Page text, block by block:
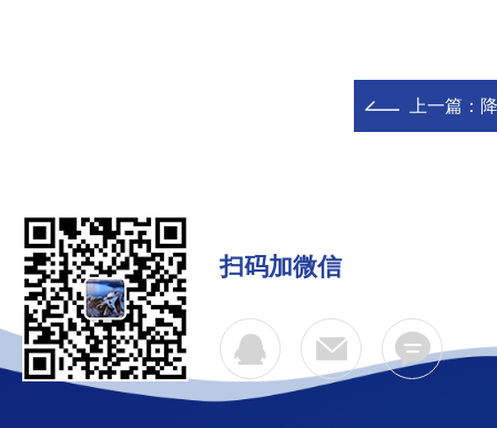
上一篇：
扫码加微信